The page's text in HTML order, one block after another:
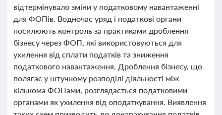
відтермінувало зміни у податковому навантаженні
для ФОПів. Водночас уряд і податкові органи
посилюють контроль за практиками дроблення
бізнесу через ФОП, які використовуються для
ухилення від сплати податків та зниження
податкового навантаження. Дроблення бізнесу, що
полягає у штучному розподілі діяльності між
кількома ФОПами, розглядається податковими
органами як ухилення від оподаткування. Виявлення